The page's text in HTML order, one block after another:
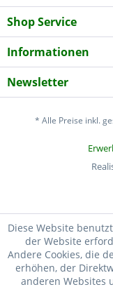
Shop Service
Informationen
Newsletter
* Alle Preise inkl.
Diese Website
der Website
Andere Cookies, die
erhöhen, der
anderen Websites